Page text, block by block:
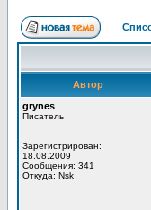
Автор
grynes
Писатель
Зарегистрирован:
18.08.2009
Сообщения: 341
Откуда: Nsk